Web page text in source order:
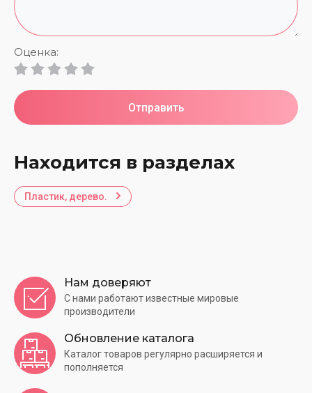
Оценка:
Отправить
Находится в разделах
Пластик, дерево.
Нам доверяют
С нами работают известные мировые
производители
Обновление каталога
Каталог товаров регулярно расширяется и
пополняется